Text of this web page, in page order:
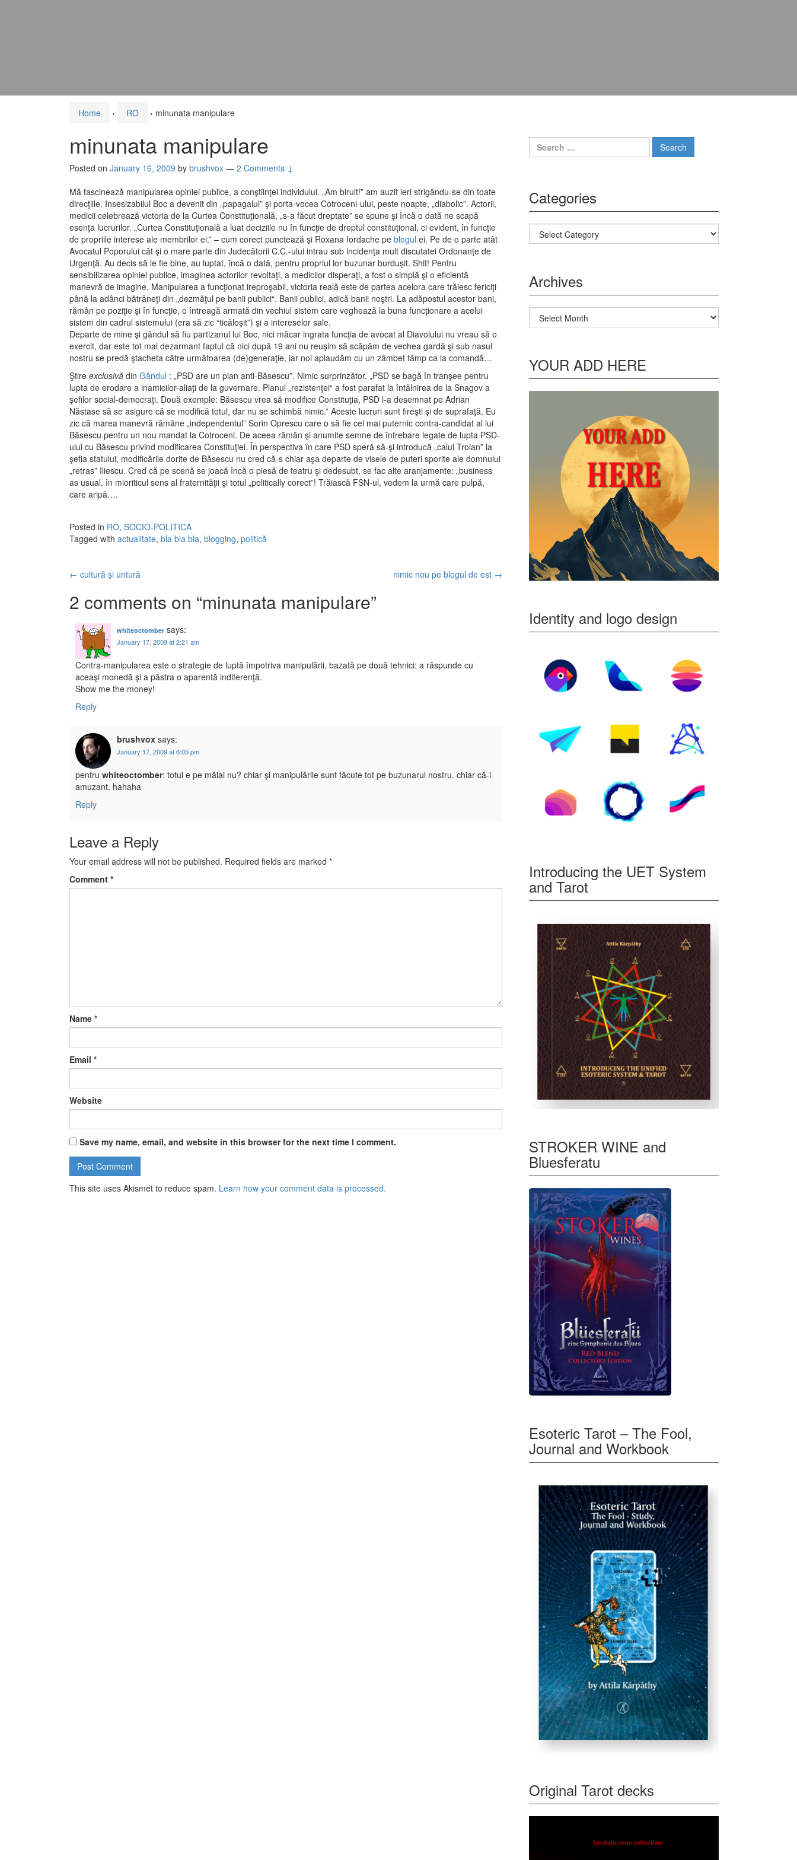
Home › RO › minunata manipulare
minunata manipulare
Posted on January 16, 2009 by brushvox — 2 Comments ↓
Mă fascinează manipularea opiniei publice, a conştiinţei individului. „Am biruit!” am auzit ieri strigându-se din toate
direcţiile. Insesizabilul Boc a devenit din „papagalul” şi porta-vocea Cotroceni-ului, peste noapte, „diabolic”. Actorii,
medicii celebrează victoria de la Curtea Constituţională, „s-a făcut dreptate” se spune şi încă o dată ne scapă
esenţa lucrurilor. „Curtea Constituţională a luat deciziile nu în funcţie de dreptul constituţional, ci evident, în funcţie
de propriile interese ale membrilor ei.” – cum corect punctează şi Roxana Iordache pe blogul ei. Pe de o parte atât
Avocatul Poporului cât şi o mare parte din Judecătorii C.C.-ului intrau sub incidenţa mult discutatei Ordonanţe de
Urgenţă. Au decis să le fie bine, au luptat, încă o dată, pentru propriul lor buzunar burduşit. Shit! Pentru
sensibilizarea opiniei publice, imaginea actorilor revoltaţi, a medicilor disperaţi, a fost o simplă şi o eficientă
manevră de imagine. Manipularea a funcţionat ireproşabil, victoria reală este de partea acelora care trăiesc fericiţi
până la adânci bătrâneţi din „dezmăţul pe banii publici“. Banii publici, adică banii noştri. La adăpostul acestor bani,
rămân pe poziţie şi în funcţie, o întreagă armată din vechiul sistem care veghează la buna funcţionare a acelui
sistem din cadrul sistemului (era să zic “ticăloşit”) şi a intereselor sale.
Departe de mine şi gândul să fiu partizanul lui Boc, nici măcar ingrata funcţia de avocat al Diavolului nu vreau să o
exercit, dar este tot mai dezarmant faptul că nici după 19 ani nu reuşim să scăpăm de vechea gardă şi sub nasul
nostru se predă ştacheta către următoarea (de)generaţie, iar noi aplaudăm cu un zâmbet tâmp ca la comandă…
Ştire exclusivă din Gândul : „PSD are un plan anti-Băsescu”. Nimic surprinzător. „PSD se bagă în tranşee pentru
lupta de erodare a inamicilor-aliaţi de la guvernare. Planul „rezistenţei“ a fost parafat la întâlnirea de la Snagov a
şefilor social-democraţi. Două exemple: Băsescu vrea să modifice Constituţia, PSD l-a desemnat pe Adrian
Năstase să se asigure că se modifică totul, dar nu se schimbă nimic.” Aceste lucruri sunt fireşti şi de suprafaţă. Eu
zic că marea manevră rămâne „independentul” Sorin Oprescu care o să fie cel mai puternic contra-candidat al lui
Băsescu pentru un nou mandat la Cotroceni. De aceea rămân şi anumite semne de întrebare legate de lupta PSD-
ului cu Băsescu privind modificarea Constituţiei. În perspectiva în care PSD speră să-şi introducă „calul Troian” la
şefia statului, modificările dorite de Băsescu nu cred că-s chiar aşa departe de visele de puteri sporite ale domnului
„retras” Iliescu. Cred că pe scenă se joacă încă o piesă de teatru şi dedesubt, se fac alte aranjamente: „business
as usual, în mioriticul sens al fraternităţii şi totul „politically corect”! Trăiască FSN-ul, vedem la urmă care pulpă,
care aripă….
Posted in RO, SOCIO-POLITICA
Tagged with actualitate, bla bla bla, blogging, politică
Post navigation
← cultură şi untură nimic nou pe blogul de est →
2 comments on “minunata manipulare”
whiteoctomber says:
January 17, 2009 at 2:21 am
Contra-manipularea este o strategie de luptă împotriva manipulării, bazată pe două tehnici: a răspunde cu
aceaşi monedă şi a păstra o aparentă indiferenţă.
Show me the money!
Reply
brushvox says:
January 17, 2009 at 6:05 pm
pentru whiteoctomber: totul e pe mălai nu? chiar şi manipulările sunt făcute tot pe buzunarul nostru. chiar că-i
amuzant. hahaha
Reply
Leave a Reply
Your email address will not be published. Required fields are marked *
Comment *
Name *
Email *
Website
Save my name, email, and website in this browser for the next time I comment.
This site uses Akismet to reduce spam. Learn how your comment data is processed.
Search for:
Categories
Categories
Archives
Archives
YOUR ADD HERE
Identity and logo design
Introducing the UET System
and Tarot
STROKER WINE and
Bluesferatu
Esoteric Tarot – The Fool,
Journal and Workbook
Original Tarot decks